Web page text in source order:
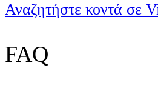
Αναζητήστε κοντά σε
FAQ